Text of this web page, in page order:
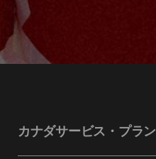
カナダサービス・プラン